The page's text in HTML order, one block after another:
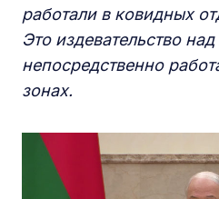
работали в ковидных
Это издевательство
непосредственно
зонах.